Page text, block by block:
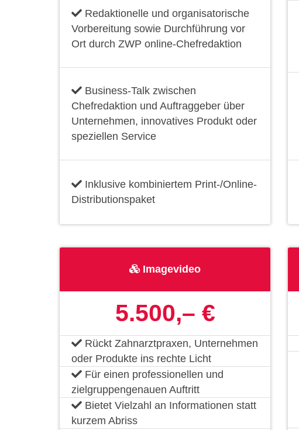
Redaktionelle und organisatorische
Vorbereitung sowie Durchführung vor
Ort durch ZWP online-Chefredaktion
Business-Talk zwischen
Chefredaktion und Auftraggeber über
Unternehmen, innovatives Produkt oder
speziellen Service
Inklusive kombiniertem Print-/Online-
Distributionspaket
Imagevideo
5.500,– €
Rückt Zahnarztpraxen, Unternehmen
oder Produkte ins rechte Licht
Für einen professionellen und
zielgruppengenauen Auftritt
Bietet Vielzahl an Informationen statt
kurzem Abriss